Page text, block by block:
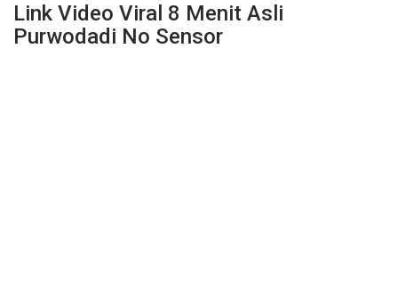
Link Video Viral 8 Menit Asli
Purwodadi No Sensor